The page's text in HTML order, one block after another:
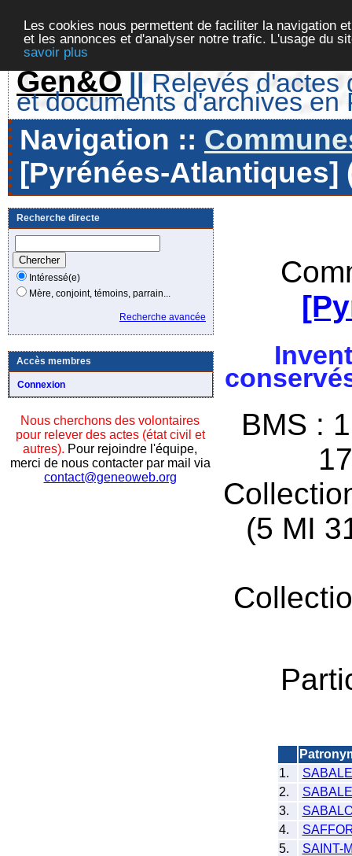
Les cookies nous permettent de faciliter la navigation
et les annonces et d'analyser notre trafic. L'usage du
savoir plus
Gen&O || Relevés d'actes
et documents d'archives en
Navigation ::
[Pyrénées-Atlantiques]
Recherche directe
Intéressé(e)
Mère, conjoint, témoins, parrain...
Recherche avancée
Accès membres
Connexion
Nous cherchons des volontaires
pour relever des actes (état civil et
autres). Pour rejoindre l'équipe,
merci de nous contacter par mail via
contact@geneoweb.org
BMS :
(5 MI
1.
2.
3.
4.
5.
SAINT-